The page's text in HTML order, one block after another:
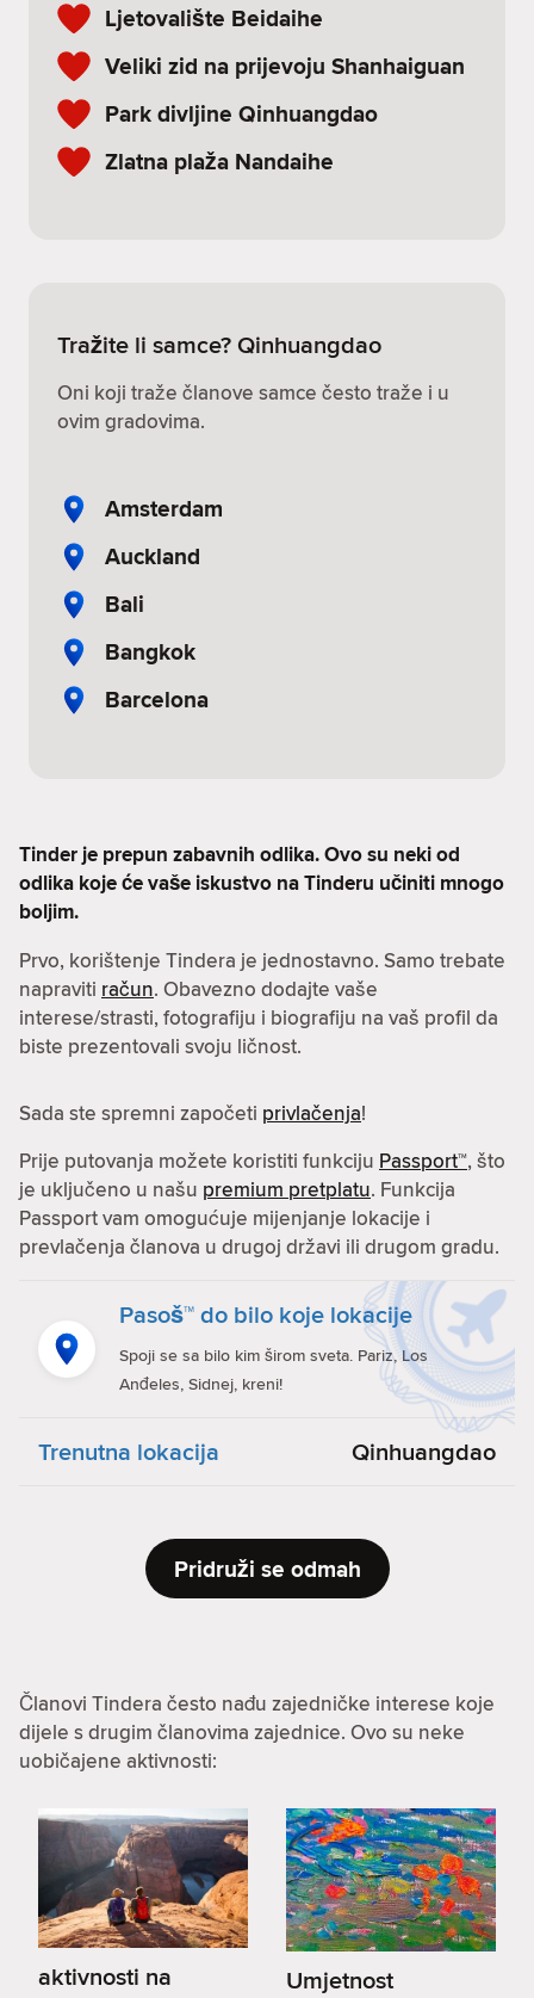
Ljetovalište Beidaihe
Veliki zid na prijevoju Shanhaiguan
Park divljine Qinhuangdao
Zlatna plaža Nandaihe
Tražite li samce? Qinhuangdao
Oni koji traže članove samce često traže i u
ovim gradovima.
Amsterdam
Auckland
Bali
Bangkok
Barcelona
Tinder je prepun zabavnih odlika. Ovo su neki od
odlika koje će vaše iskustvo na Tinderu učiniti mnogo
boljim.
Prvo, korištenje Tindera je jednostavno. Samo trebate
napraviti račun. Obavezno dodajte vaše
interese/strasti, fotografiju i biografiju na vaš profil da
biste prezentovali svoju ličnost.
Sada ste spremni započeti privlačenja!
Prije putovanja možete koristiti funkciju Passport™, što
je uključeno u našu premium pretplatu. Funkcija
Passport vam omogućuje mijenjanje lokacije i
prevlačenja članova u drugoj državi ili drugom gradu.
Pasoš™ do bilo koje lokacije
Spoji se sa bilo kim širom sveta. Pariz, Los
Anđeles, Sidnej, kreni!
Trenutna lokacija Qinhuangdao
Pridruži se odmah
Članovi Tindera često nađu zajedničke interese koje
dijele s drugim članovima zajednice. Ovo su neke
uobičajene aktivnosti:
aktivnosti na
Umjetnost